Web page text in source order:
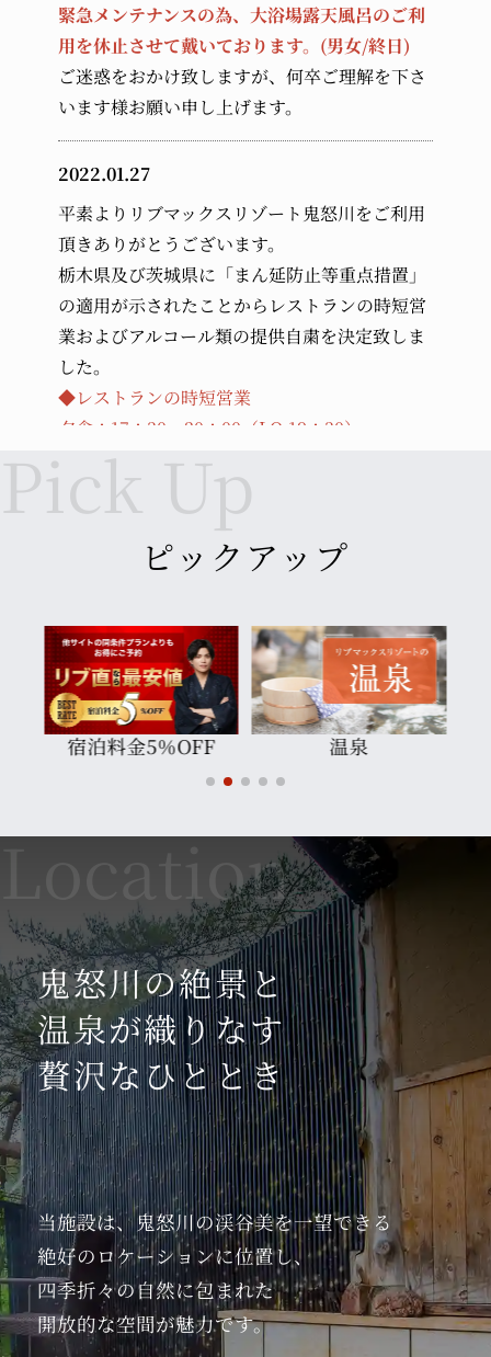
緊急メンテナンスの為、大浴場露天風呂のご利
用を休止させて戴いております。(男女/終日)
ご迷惑をおかけ致しますが、何卒ご理解を下さ
います様お願い申し上げます。
2022.01.27
平素よりリブマックスリゾート鬼怒川をご利用
頂きありがとうございます。
栃木県及び茨城県に「まん延防止等重点措置」
の適用が示されたことからレストランの時短営
業およびアルコール類の提供自粛を決定致しま
した。
◆レストランの時短営業
夕食：17：30～20：00（LO:19：30）
時短営業中は、例外なくアルコール類の提供中
止となります。
【期間】 令和4年1月27日（木）から当面の間
何卒、ご理解の程、宜しくお願い致します。
リブマックスリゾート全ホテルでは、厚生労働
ス」への感染症対策を講じております。
感染症対策詳細はコチラ
2021.12.01
リブマックスリゾートの冬メニューがスター
すき焼き・刺身・天ぷらこだわりが詰まっ
た“冬のビュッフェ”を是非ご賞味ください。
2021.11.04
平素はリブマックスリゾートに格別のご高配を
賜り心より御礼申し上げます。
誠に勝手ながら、「リラマックス」を臨時休業
とさせていただきます。
休業期間：2021年11月4日（木）～当面の間
何卒ご理解とご了承の程、心よりお願い申し上
げます。
2021.10.18
栃木県民の皆さまへ☆県民一家族一旅行が始ま
ります♪
昨年実施されておりました「県民一家族一旅
ピックアップ
温泉
日帰り温泉
鬼怒川の絶景と
温泉が織りなす
贅沢なひととき
当施設は、鬼怒川の渓谷美を一望できる
絶好のロケーションに位置し、
四季折々の自然に包まれた
開放的な空間が魅力です。